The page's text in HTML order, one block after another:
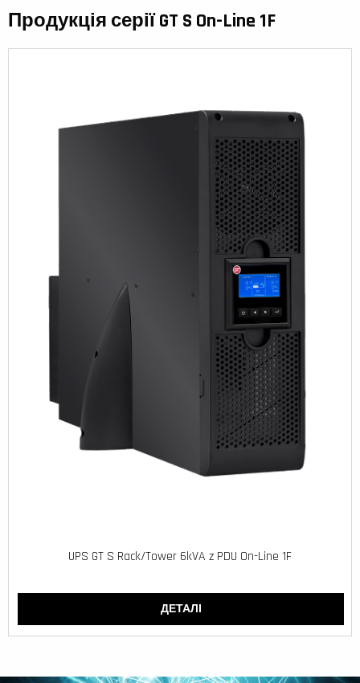
Продукція серії GT S On-Line 1F
UPS GT S Rack/Tower 6kVA z PDU On-Line 1F
ДЕТАЛІ